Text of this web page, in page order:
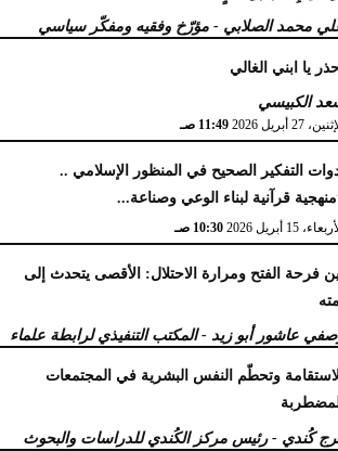
محمد الصلابي - مؤرّخ وفقيه ومفكّر سياسي
يا ابني الغالي
الكبيسي
27 أبريل 2026 11:49 صـ
التفكير الصحيح في المنظور الإسلامي ..
قرآنية لبناء الوعي وصناعة...
15 أبريل 2026 10:30 صـ
فرحة الفتح ومرارة الاحتلال: الأقصى يتحدث إلى
عاشور أبو زيد - المكتب التنفيذي لرابطة علماء
وتحطّم النفس البشرية في المجتمعات
كُندي - رئيس مركز الكُندي للدراسات والبحوث